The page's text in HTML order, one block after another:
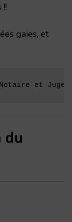
gaies, et
et
du